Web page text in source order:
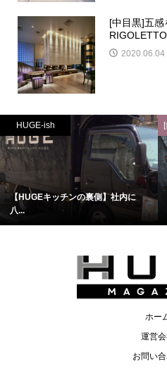
[中目黒]五
2020.06.04
HUGE-ish
【HUGEキッチンの裏側】社内に
八...
ホー
運営
お問い